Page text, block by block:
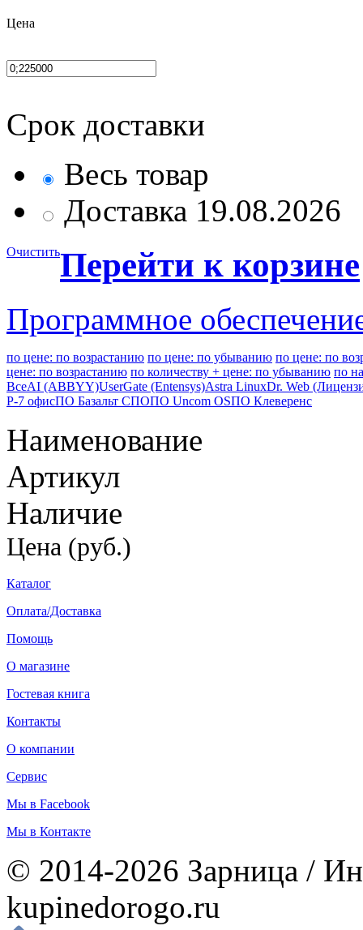
Цена
Срок доставки
Весь товар
Доставка 19.08.2026
ОчиститьПерейти к корзине
Программное
по цене: по возрастанию по цене: по убыванию по цене: по
цене: по возрастанию по количеству + цене: по убыванию по
ВсеAI (ABBYY)UserGate (Entensys)Astra LinuxDr. Web
Р-7 офисПО Базальт СПОПО Uncom OSПО Клеверенс
Наименование
Артикул
Наличие
Цена (руб.)
Каталог
Оплата/Доставка
Помощь
О магазине
Гостевая книга
Контакты
О компании
Сервис
Мы в Facebook
Мы в Контакте
© 2014-2026 Зарница /
kupinedorogo.ru